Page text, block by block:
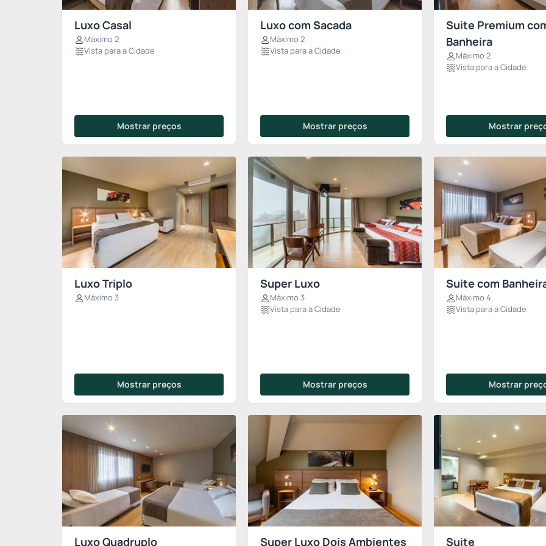
Luxo Casal
Máximo 2
Vista para a Cidade
Mostrar preços
Luxo com Sacada
Máximo 2
Vista para a Cidade
Mostrar preços
Suite Premium
Banheira
Máximo 2
Vista para a Cidade
Mostrar
Luxo Triplo
Máximo 3
Mostrar preços
Super Luxo
Máximo 3
Vista para a Cidade
Mostrar preços
Suite com
Máximo 4
Vista para a Cidade
Mostrar
Luxo Quadruplo Super Luxo Dois Ambientes Suite